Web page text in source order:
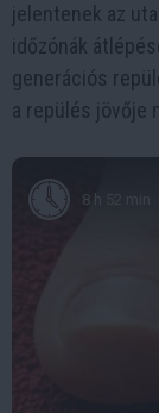
jelentenek az
időzónák
generációs
a repülés jövője
8 h 52 min